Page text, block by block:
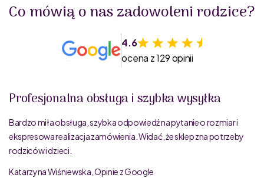
Co mówią o nas zadowoleni rodzice?
4.6
ocena z 129 opinii
Profesjonalna obsługa i szybka wysyłka
Bardzo miła obsługa, szybka odpowiedź na pytanie o rozmiar i
ekspresowa realizacja zamówienia. Widać, że sklep zna potrzeby
rodziców i dzieci.
Katarzyna Wiśniewska, Opinie z Google